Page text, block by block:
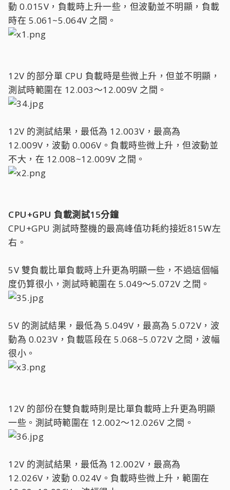
動 0.015V，負載時上升一些，但波動並不明顯，負載
時在 5.061~5.064V 之間。
12V 的部分單 CPU 負載時是些微上升，但並不明顯，
測試時範圍在 12.003～12.009V 之間。
12V 的測試結果，最低為 12.003V，最高為
12.009V，波動 0.006V。負載時些微上升，但波動並
不大，在 12.008~12.009V 之間。
CPU+GPU 負載測試15分鐘
CPU+GPU 測試時整機的最高峰值功耗約接近815W左
右。
5V 雙負載比單負載時上升更為明顯一些，不過這個幅
度仍算很小，測試時範圍在 5.049～5.072V 之間。
5V 的測試結果，最低為 5.049V，最高為 5.072V，波
動為 0.023V，負載區段在 5.068~5.072V 之間，波幅
很小。
12V 的部份在雙負載時則是比單負載時上升更為明顯
一些。測試時範圍在 12.002～12.026V 之間。
12V 的測試結果，最低為 12.002V，最高為
12.026V，波動 0.024V。負載時些微上升，範圍在